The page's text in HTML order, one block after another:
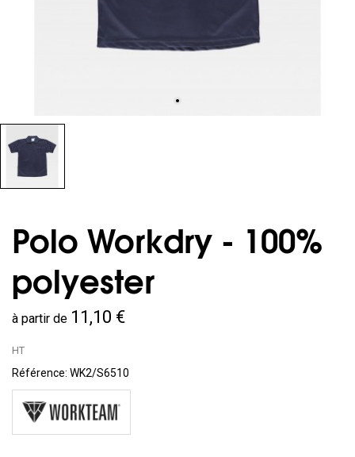
Polo Workdry - 100%
polyester
à partir de 11,10 €
HT
Référence: WK2/S6510